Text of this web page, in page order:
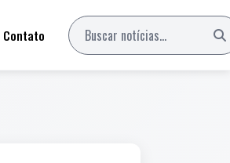
Contato